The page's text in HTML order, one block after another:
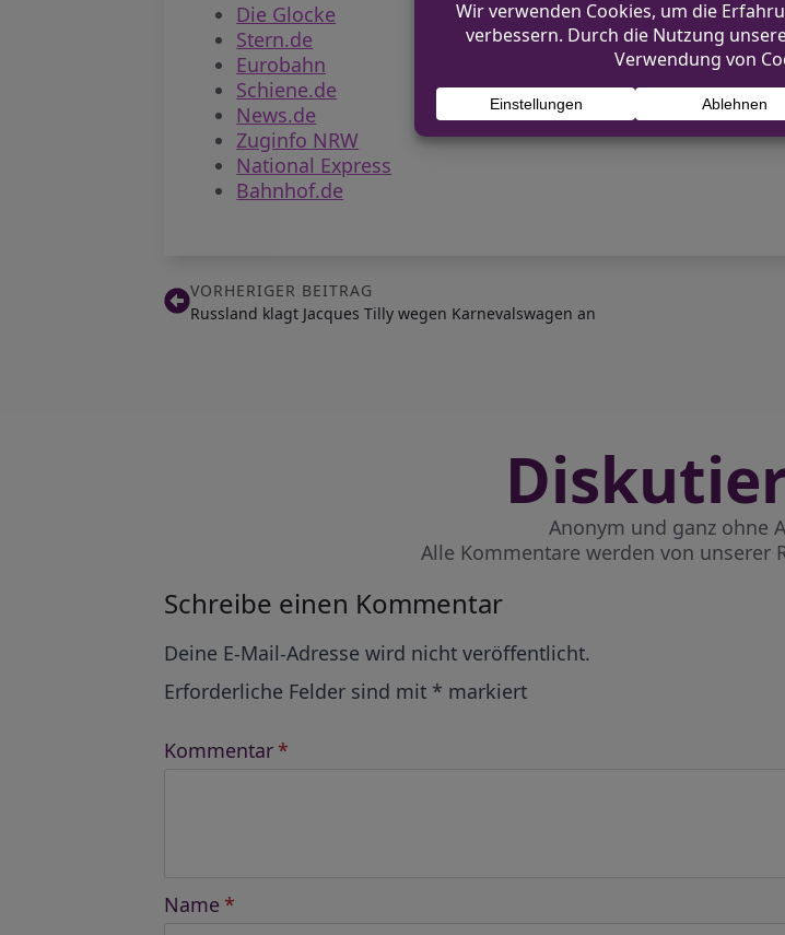
Die Glocke
Stern.de
Eurobahn
Schiene.de
News.de
Zuginfo NRW
National Express
Bahnhof.de
VORHERIGER BEITRAG
Russland klagt Jacques Tilly wegen Karnevalswagen an
Anonym und ganz ohne
Alle Kommentare werden von unserer
Schreibe einen Kommentar
Deine E-Mail-Adresse wird nicht veröffentlicht.
Erforderliche Felder sind mit * markiert
Kommentar *
Name *